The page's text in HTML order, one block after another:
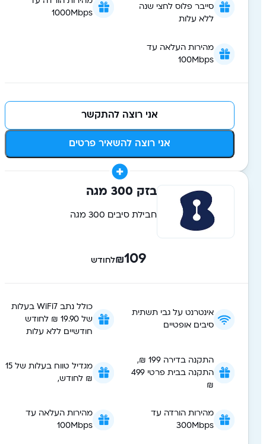
סייבר פלוס לחצי שנה
ללא עלות
1000Mbps
מהירות העלאה עד
100Mbps
אני רוצה להשאיר פרטים
אני רוצה להתקשר
בזק 300 מגה
חבילת סיבים 300 מגה
109
₪לחודש
אינטרנט על גבי תשתית
סיבים אופטיים
כולל נתב WiFi7 בעלות
של 19.90 ₪ לחודש
חודשיים ללא עלות
התקנה בדירה 199 ₪,
התקנה בבית פרטי 499
₪
מגדיל טווח בעלות של 15
₪ לחודש,
מהירות הורדה עד
300Mbps
מהירות העלאה עד
100Mbps